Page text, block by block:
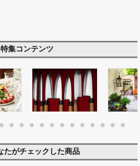
特集コンテンツ
たがチェックした商品